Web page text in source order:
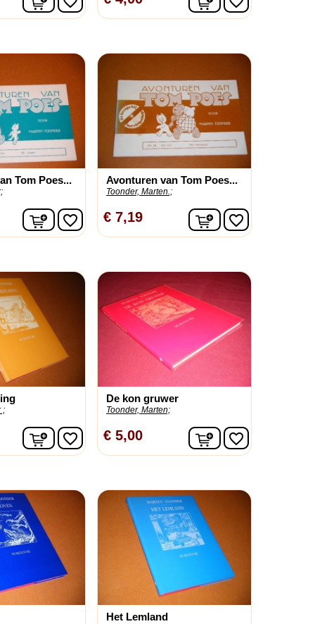
Tom Poes...
In winkelwagen
favorite_border
Avonturen van Tom Poes...
Toonder, Marten.;
€ 7,19 In winkelwagen
favorite_border
;
In winkelwagen
favorite_border
De kon gruwer
Toonder, Marten;
€ 5,00 In winkelwagen
favorite_border
Het Lemland